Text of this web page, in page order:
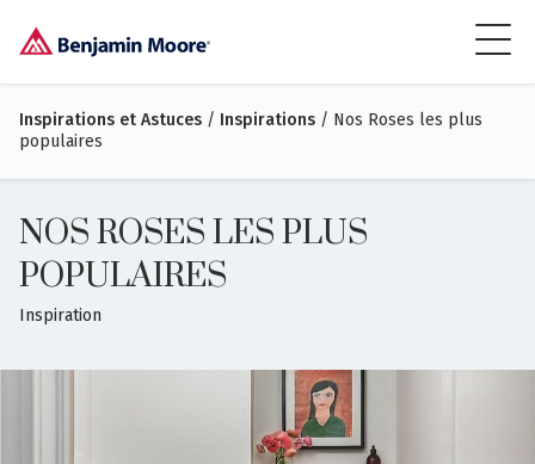
Inspirations et Astuces / Inspirations / Nos Roses les plus
populaires
NOS ROSES LES PLUS
POPULAIRES
Inspiration